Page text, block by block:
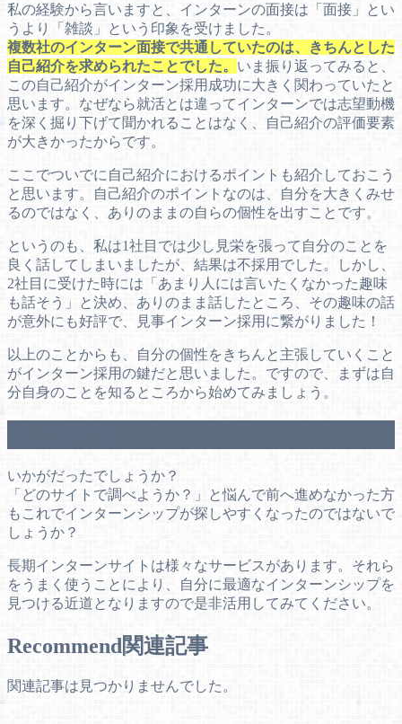
私の経験から言いますと、インターンの面接は「面接」とい
うより「雑談」という印象を受けました。
複数社のインターン面接で共通していたのは、きちんとした
自己紹介を求められたことでした。 いま振り返ってみると、
この自己紹介がインターン採用成功に大きく関わっていたと
思います。なぜなら就活とは違ってインターンでは志望動機
を深く掘り下げて聞かれることはなく、自己紹介の評価要素
が大きかったからです。
ここでついでに自己紹介におけるポイントも紹介しておこう
と思います。自己紹介のポイントなのは、自分を大きくみせ
るのではなく、ありのままの自らの個性を出すことです。
というのも、私は1社目では少し見栄を張って自分のことを
良く話してしまいましたが、結果は不採用でした。しかし、
2社目に受けた時には「あまり人には言いたくなかった趣味
も話そう」と決め、ありのまま話したところ、その趣味の話
が意外にも好評で、見事インターン採用に繋がりました！
以上のことからも、自分の個性をきちんと主張していくこと
がインターン採用の鍵だと思いました。ですので、まずは自
分自身のことを知るところから始めてみましょう。
いかがだったでしょうか？
「どのサイトで調べようか？」と悩んで前へ進めなかった方
もこれでインターンシップが探しやすくなったのではないで
しょうか？
長期インターンサイトは様々なサービスがあります。それら
をうまく使うことにより、自分に最適なインターンシップを
見つける近道となりますので是非活用してみてください。
Recommend関連記事
関連記事は見つかりませんでした。